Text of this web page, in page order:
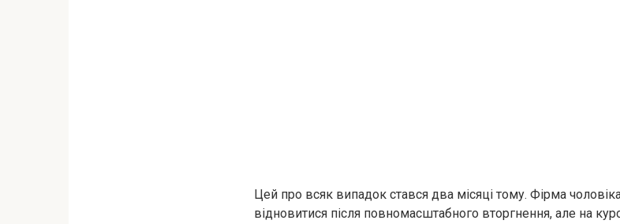
Цей про всяк випадок стався два місяці тому. Фірма
відновитися після повномасштабного вторгнення, але на